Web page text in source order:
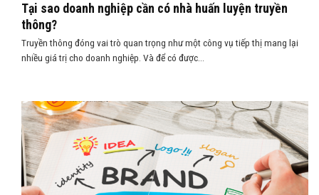
Tại sao doanh nghiệp cần có nhà huấn luyện truyền
thông?
Truyền thông đóng vai trò quan trọng như một công vụ tiếp thị mang lại
nhiều giá trị cho doanh nghiệp. Và để có được...